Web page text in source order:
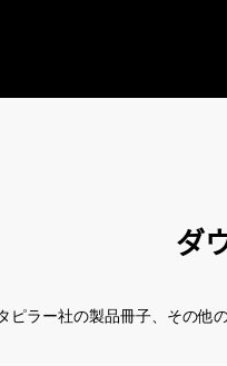
ダ
ピラー社の製品冊子、その他